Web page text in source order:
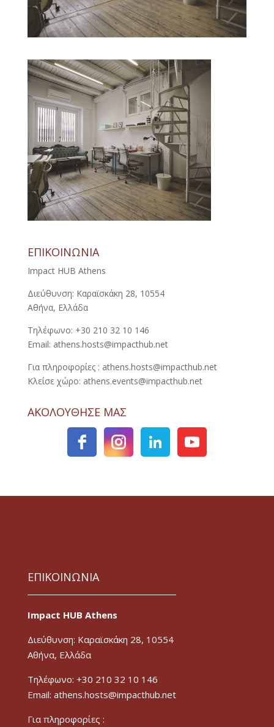
ΕΠΙΚΟΙΝΩΝΙΑ
Impact HUB Athens
Διεύθυνση: Καραϊσκάκη 28, 10554
Αθήνα, Ελλάδα
Τηλέφωνο: +30 210 32 10 146
Email: athens.hosts@impacthub.net
Για πληροφορίες : athens.hosts@impacthub.net
Κλείσε χώρο: athens.events@impacthub.net
ΑΚΟΛΟΥΘΗΣΕ ΜΑΣ
ΕΠΙΚΟΙΝΩΝΙΑ
Impact HUB Athens
Διεύθυνση: Καραϊσκάκη 28, 10554
Αθήνα, Ελλάδα
Τηλέφωνο: +30 210 32 10 146
Email: athens.hosts@impacthub.net
Για πληροφορίες :